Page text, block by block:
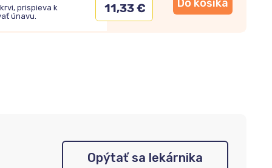
prispieva k
únavu.
11,33 € Do košíka
Opýtať sa lekárnika